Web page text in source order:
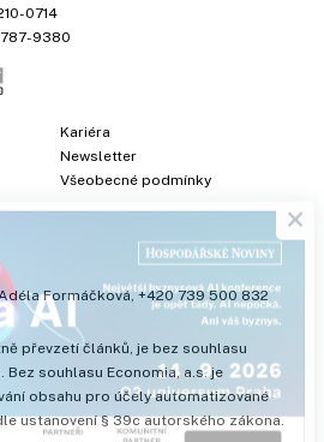
0714
9380
Kariéra
Newsletter
Všeobecné podmínky
Formáčková,+420 739 500 832
převzetí článků, je bez souhlasu
Bez souhlasu Economia, a.s. je
obsahu pro účely automatizované
ustanovení § 39c autorského zákona.